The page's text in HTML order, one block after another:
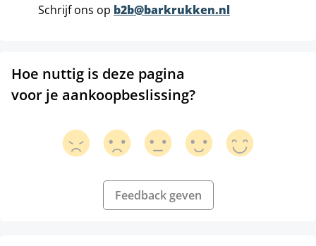
Schrijf ons op b2b@barkrukken.nl
Hoe nuttig is deze pagina
voor je aankoopbeslissing?
Feedback geven